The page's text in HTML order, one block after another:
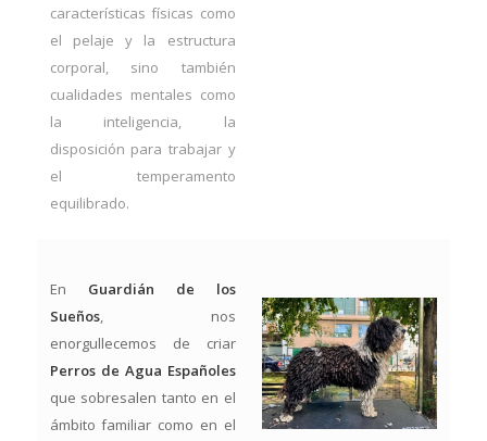
características físicas como
el pelaje y la estructura
corporal, sino también
cualidades mentales como
la inteligencia, la
disposición para trabajar y
el temperamento
equilibrado.
En Guardián de los
Sueños, nos
enorgullecemos de criar
Perros de Agua Españoles
que sobresalen tanto en el
ámbito familiar como en el